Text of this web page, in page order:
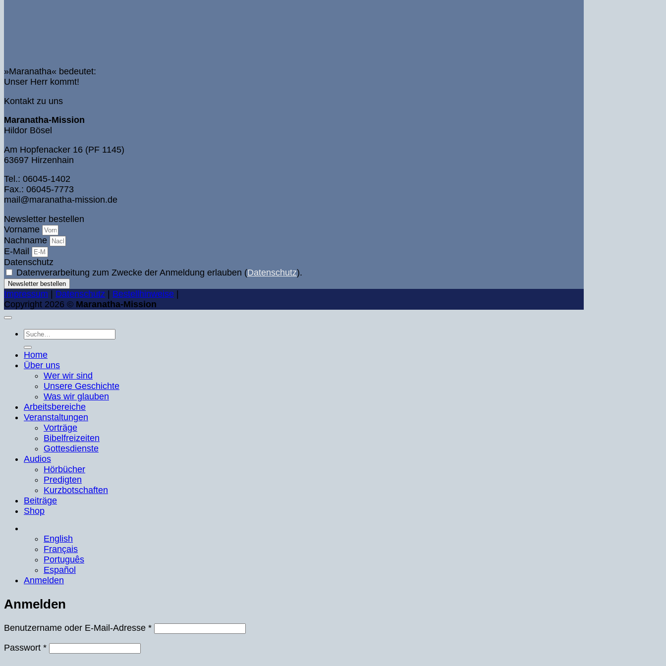
»Maranatha« bedeutet:
Unser Herr kommt!
Kontakt zu uns
Maranatha-Mission
Hildor Bösel
Am Hopfenacker 16 (PF 1145)
63697 Hirzenhain
Tel.: 06045-1402
Fax.: 06045-7773
mail@maranatha-mission.de
Newsletter bestellen
Vorname
Nachname
E-Mail
Datenschutz
Datenverarbeitung zum Zwecke der Anmeldung erlauben (Datenschutz).
Newsletter bestellen
Impressum | Datenschutz | Bestellhinweise |
Copyright 2026 © Maranatha-Mission
Suche
nach:
Home
Über uns
Wer wir sind
Unsere Geschichte
Was wir glauben
Arbeitsbereiche
Veranstaltungen
Vorträge
Bibelfreizeiten
Gottesdienste
Audios
Hörbücher
Predigten
Kurzbotschaften
Beiträge
Shop
English
Français
Português
Español
Anmelden
Anmelden
Benutzername oder E-Mail-Adresse *Erforderlich
Passwort *Erforderlich